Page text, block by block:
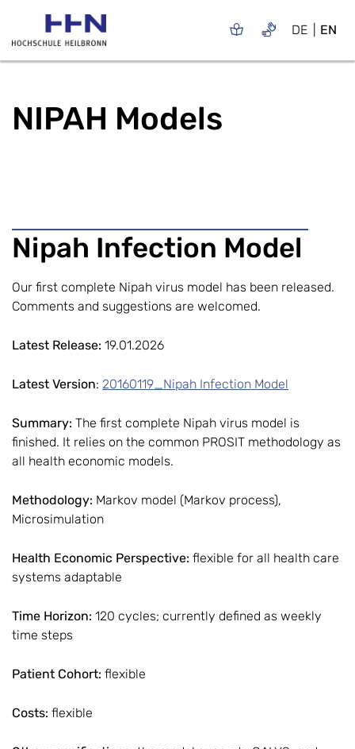
DE EN
NIPAH Models
Nipah Infection Model
Our first complete Nipah virus model has been released.
Comments and suggestions are welcomed.
Latest Release: 19.01.2026
Latest Version: 20160119_Nipah Infection Model
Summary: The first complete Nipah virus model is
finished. It relies on the common PROSIT methodology as
all health economic models.
Methodology: Markov model (Markov process),
Microsimulation
Health Economic Perspective: flexible for all health care
systems adaptable
Time Horizon: 120 cycles; currently defined as weekly
time steps
Patient Cohort: flexible
Costs: flexible